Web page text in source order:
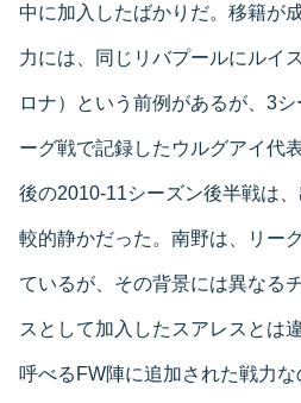
中に加入したばかりだ。移籍が
力には、同じリバプールにルイ
ロナ）という前例があるが、3
ーグ戦で記録したウルグアイ代
後の2010-11シーズン後半戦は
較的静かだった。南野は、リー
ているが、その背景には異なる
スとして加入したスアレスとは
呼べるFW陣に追加された戦力な